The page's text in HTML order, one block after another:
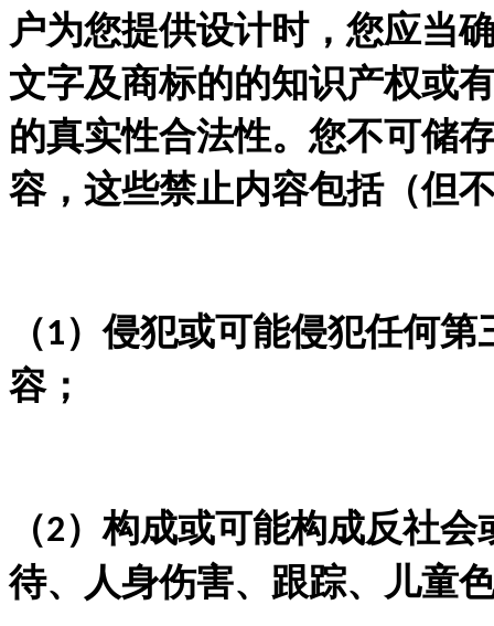
户为您提供设计时，您应当
文字及商标的的知识产权或
的真实性合法性。您不可储
容，这些禁止内容包括（但
（1）侵犯或可能侵犯任何
容；
（2）构成或可能构成反社
待、人身伤害、跟踪、儿童